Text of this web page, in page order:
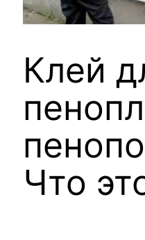
Клей
Что